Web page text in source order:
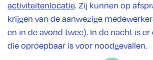
activiteitenlocatie. Zij kunnen op
krijgen van de aanwezige
en in de avond twee). In de nacht is
die oproepbaar is voor noodgevallen.